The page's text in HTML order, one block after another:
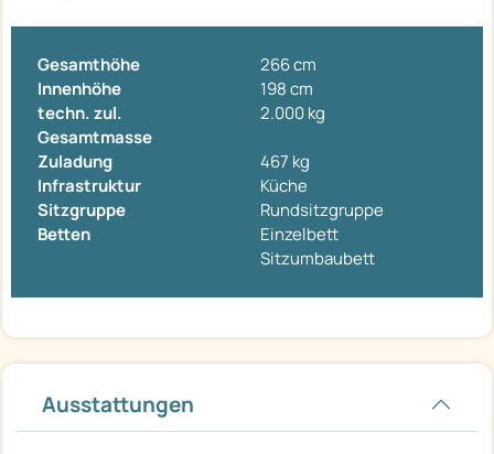
Gesamthöhe
266 cm
Innenhöhe
198 cm
techn. zul.
Gesamtmasse
2.000 kg
Zuladung
467 kg
Infrastruktur
Küche
Sitzgruppe
Rundsitzgruppe
Betten
Einzelbett
Sitzumbaubett
Ausstattungen